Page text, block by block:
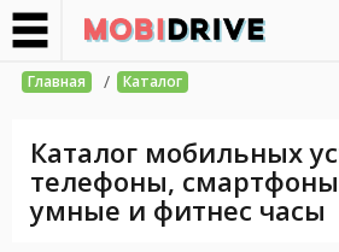
Главная / Каталог
Каталог мобильных
телефоны,
умные и фитнес часы